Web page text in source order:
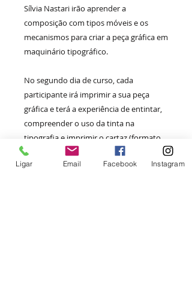
Sílvia Nastari irão aprender a
composição com tipos móveis e os
mecanismos para criar a peça gráfica em
maquinário tipográfico.
No segundo dia de curso, cada
participante irá imprimir a sua peça
gráfica e terá a experiência de entintar,
compreender o uso da tinta na
tipografia e imprimir o cartaz (formato
A4). Cada um poderá fazer 5 impressões
do seu cartaz e levar para casa!
Ligar Email Facebook Instagram